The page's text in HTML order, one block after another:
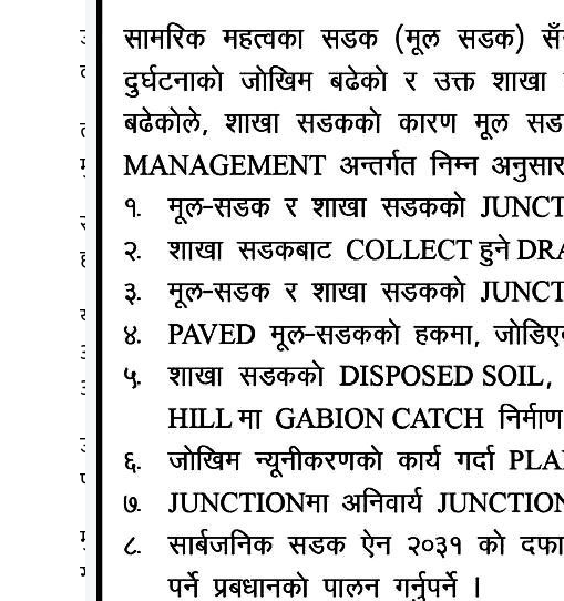
उनले दुःखेसो पोखिन्, ‘मुख्यमन्त्री सरलाई एक पटक मौखिक
व्यवहार भयो ।’
त्यस्तै व्यवहार रहेपछि उनले यही साउन १४ मा
मुख्यमन्त्रीले म सम्झाउँछु भन्दै निवेदन दर्ता नगरी उनलाई
साउन १२ गते कार्यालय समयपछि आफ्नो कार्यकक्षमा
हालतमा करारको म्याद नथप्ने भनेर भनेको कार्यालय सहयोगी
यता मुख्य न्यायधिवक्ता वीरेन्द्र कुमार ठाकुरले आफूमाथि
अदालतको महत्त्वपूर्ण कागजात उनलाई राख्न दिएको थिएँ
आरोप लगाएको हो ।’
उता मुख्यमन्त्री सरोजकुमार यादवले सहिद परिवारलाई
परिवारलाई प्रदेश सरकारले सम्मानका साथ उच्च प्राथमिकतामा
मुख्यमन्त्री यादवले भने, ‘दुवै पक्षलाई पालो पालो बोलाएर,
गरेर दोषी मुख्य न्यायधिवक्ता भए उनैलाई नभए गल्ती गरेको